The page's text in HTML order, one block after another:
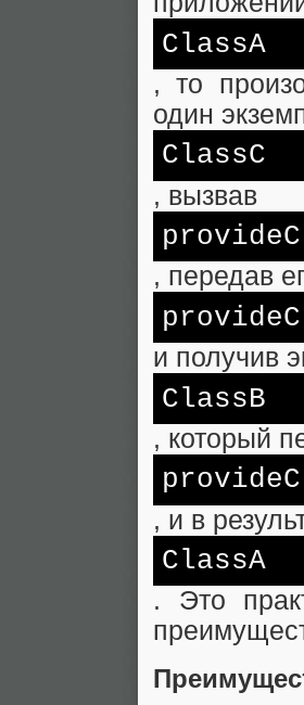
ClassA
, то
один
ClassC
, вызвав
, передав
и получив
ClassB
, который
, и в
ClassA
. Это